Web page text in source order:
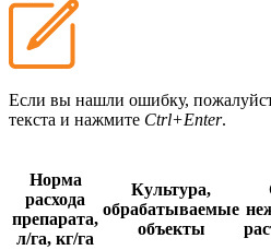
Если вы нашли ошибку,
текста и нажмите Ctrl+Enter.
Норма
расхода
препарата,
л/га, кг/га
Культура,
обрабатываемые
объекты